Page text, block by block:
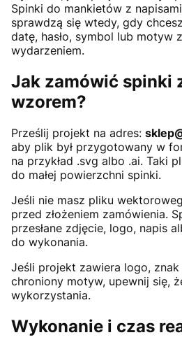
Spinki do mankietów z
sprawdzą się wtedy, gdy
datę, hasło, symbol lub motyw
wydarzeniem.
Jak zamówić spinki
wzorem?
Prześlij projekt na adres:
aby plik był przygotowany w
na przykład .svg albo .ai. Taki
do małej powierzchni spinki.
Jeśli nie masz pliku
przed złożeniem zamówienia.
przesłane zdjęcie, logo, napis
do wykonania.
Jeśli projekt zawiera logo,
chroniony motyw, upewnij się,
wykorzystania.
Wykonanie i czas